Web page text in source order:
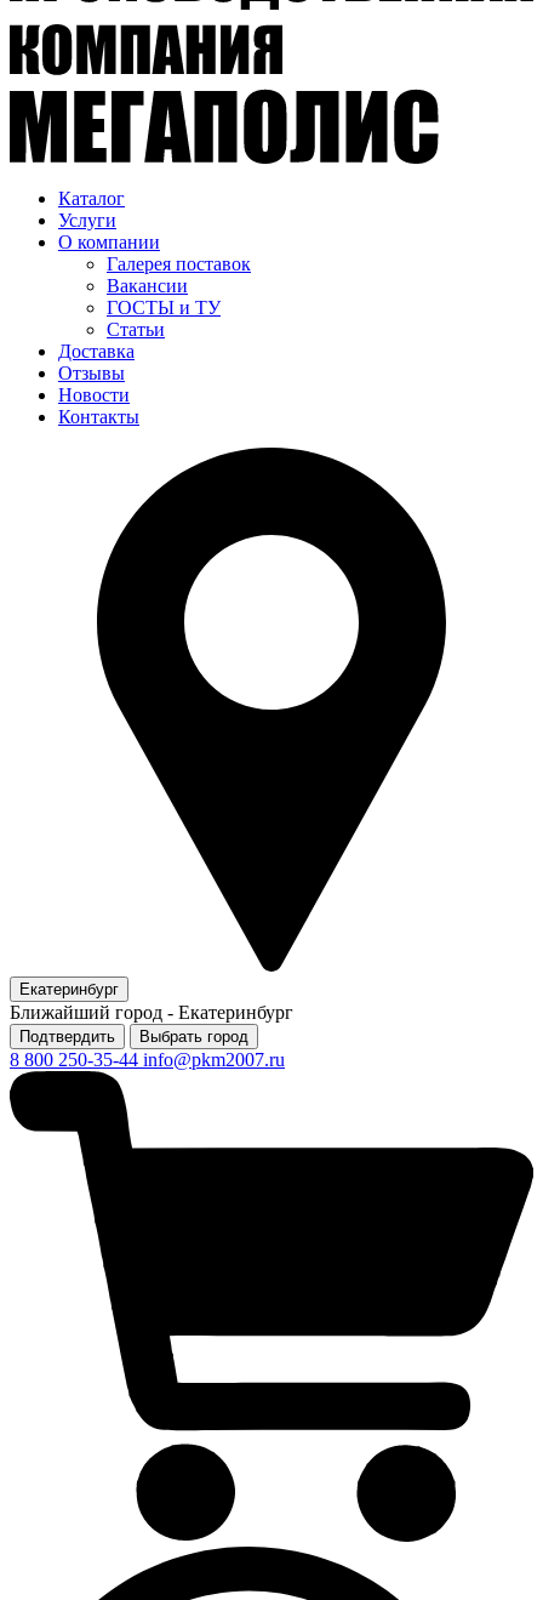
Каталог
Услуги
О компании
Галерея поставок
Вакансии
ГОСТЫ и ТУ
Статьи
Доставка
Отзывы
Новости
Контакты
Екатеринбург
Ближайший город - Екатеринбург
Подтвердить Выбрать город
8 800 250-35-44 info@pkm2007.ru